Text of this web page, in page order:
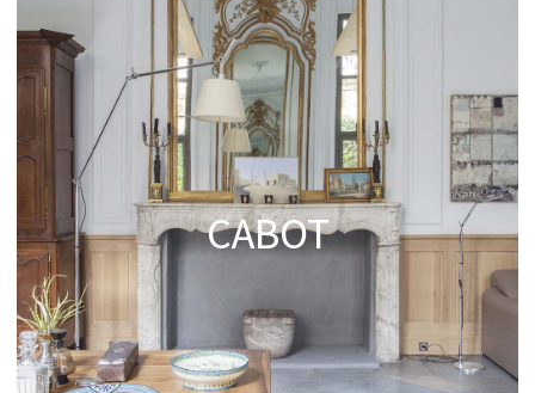
CABOT